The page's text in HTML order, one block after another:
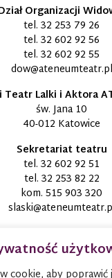
Organizacji
tel. 32 253 79 26
tel. 32 602 92 56
tel. 32 602 92 55
dow@ateneumteatr.pl
Teatr Lalki i Aktora
św. Jana 10
40-012 Katowice
Sekretariat teatru
tel. 32 602 92 51
tel. 32 253 82 22
kom. 515 903 320